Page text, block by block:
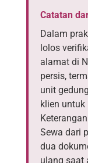
Catatan
Dalam
lolos
alamat di
persis,
unit
klien
Sewa dari
dua
ulang saat